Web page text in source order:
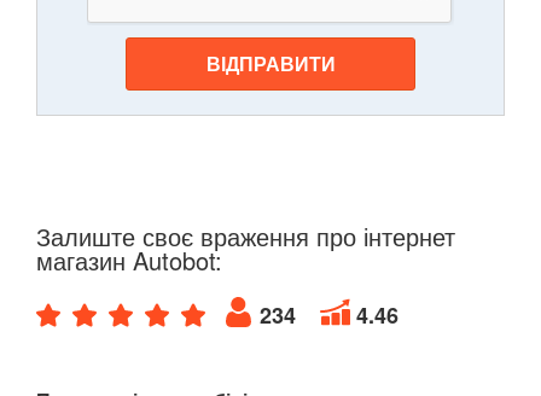
ВІДПРАВИТИ
Залиште своє враження про інтернет
магазин Autobot:
234 4.46